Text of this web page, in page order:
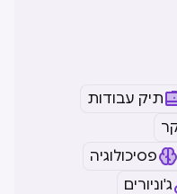
תיק עבודות
פסיכולוגיה
ג'וניורים